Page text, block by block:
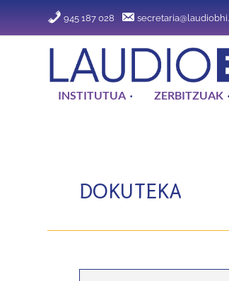
945 187 028
INSTITUTUA ZERBITZUAK
DOKUTEKA